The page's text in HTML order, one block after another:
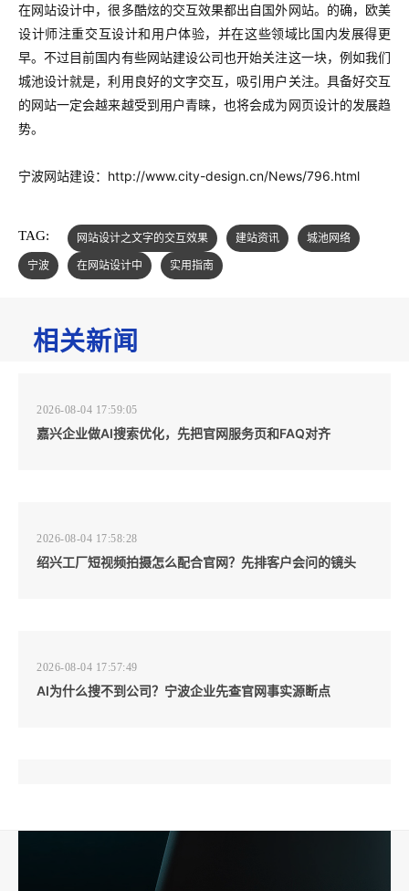
在网站设计中，很多酷炫的交互效果都出自国外网站。的确，欧美
设计师注重交互设计和用户体验，并在这些领域比国内发展得更
早。不过目前国内有些网站建设公司也开始关注这一块，例如我们
城池设计就是，利用良好的文字交互，吸引用户关注。具备好交互
的网站一定会越来越受到用户青睐，也将会成为网页设计的发展趋
势。
宁波网站建设：http://www.city-design.cn/News/796.html
TAG: 网站设计之文字的交互效果 建站资讯
城池网络
宁波
在网站设计中 实用指南
相关新闻
2026-08-04 17:59:05
嘉兴企业做AI搜索优化，先把官网服务页和FAQ对齐
2026-08-04 17:58:28
绍兴工厂短视频拍摄怎么配合官网？先排客户会问的镜头
2026-08-04 17:57:49
AI为什么搜不到公司？宁波企业先查官网事实源断点